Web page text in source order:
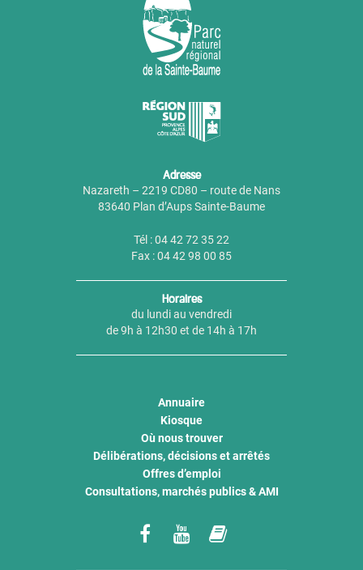
Adresse
Nazareth – 2219 CD80 – route de Nans
83640 Plan d’Aups Sainte-Baume
Tél : 04 42 72 35 22
Fax : 04 42 98 00 85
Horaires
du lundi au vendredi
de 9h à 12h30 et de 14h à 17h
Annuaire
Kiosque
Où nous trouver
Délibérations, décisions et arrêtés
Offres d’emploi
Consultations, marchés publics & AMI
Lien
Lien